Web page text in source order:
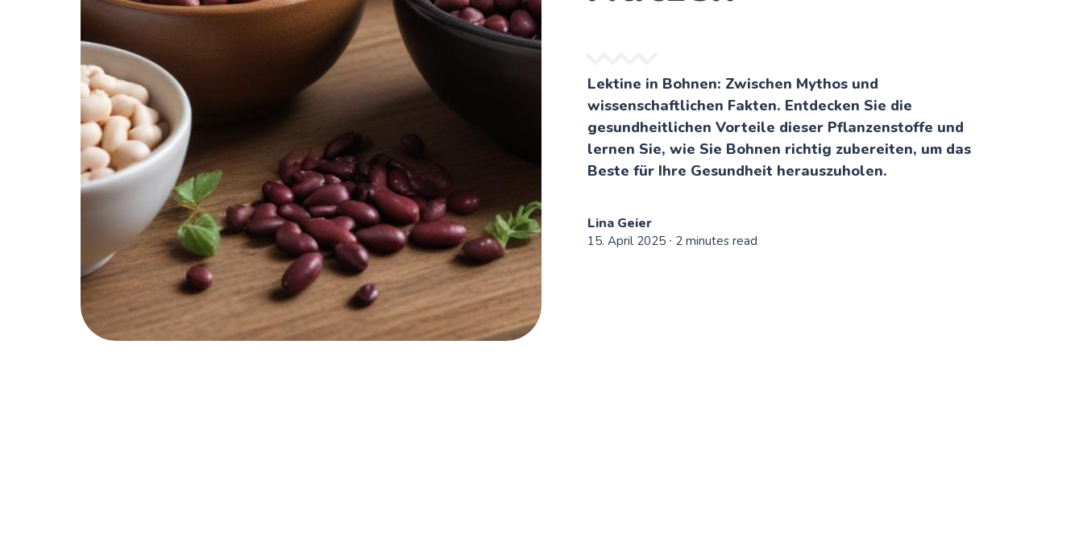
Lektine in Bohnen: Zwischen Mythos und
wissenschaftlichen Fakten. Entdecken Sie die
gesundheitlichen Vorteile dieser Pflanzenstoffe und
lernen Sie, wie Sie Bohnen richtig zubereiten, um das
Beste für Ihre Gesundheit herauszuholen.
Lina Geier
15. April 2025 ∙ 2 minutes read